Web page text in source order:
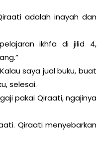
adalah inayah dan
ikhfa di jilid 4,
saya jual buku, buat
selesai.
pakai Qiraati, ngajinya
Qiraati menyebarkan